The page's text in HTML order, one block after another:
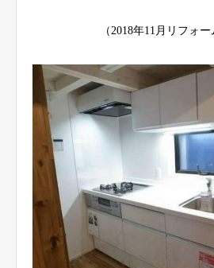
（2018年11月リフォー